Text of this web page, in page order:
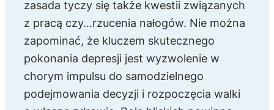
zasada tyczy się także kwestii związanych
z pracą czy…rzucenia nałogów. Nie można
zapominać, że kluczem skutecznego
pokonania depresji jest wyzwolenie w
chorym impulsu do samodzielnego
podejmowania decyzji i rozpoczęcia walki